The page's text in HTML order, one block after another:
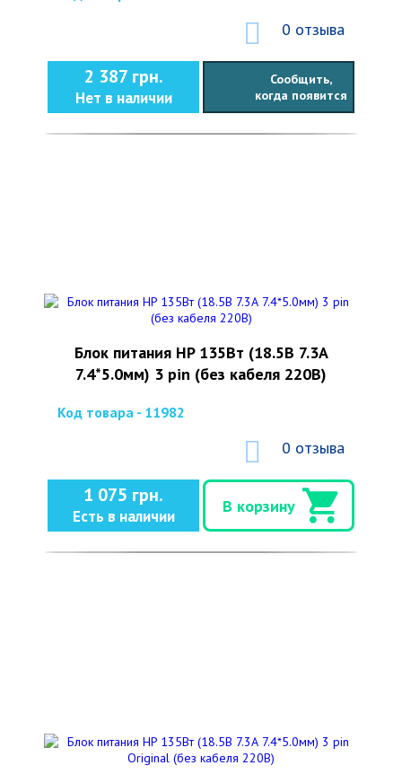
0 отзыва
2 387 грн.
Нет в наличии
Сообщить,
когда появится
Блок питания HP 135Вт (18.5В 7.3А
7.4*5.0мм) 3 pin (без кабеля 220В)
Код товара - 11982
0 отзыва
1 075 грн.
Есть в наличии
В корзину